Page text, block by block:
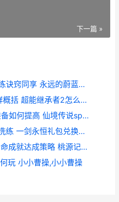
下一篇 »
永远的蔚蓝星球披风洗练诀窍同享 永远的蔚蓝星球无限钻石版
超能继承者2兑换码新鲜概括 超能继承者2怎么赚人民币
《仙境传说破晓H5》装备如何提高 仙境传说spear of odin
《一剑永恒》装备如何洗练 一剑永恒礼包兑换码是多少
桃源记2手机游戏120寿命成就达成策略 桃源记手机版
玩 小小曹操,小小曹操